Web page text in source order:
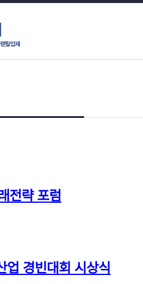
전략 포럼
경빈대회 시상식